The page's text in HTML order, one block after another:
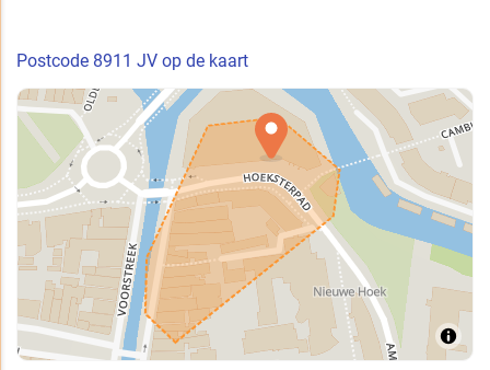
Postcode 8911 JV op de kaart